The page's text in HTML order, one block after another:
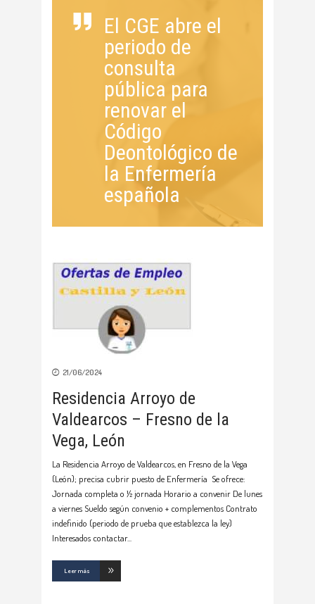
El CGE abre el
periodo de
consulta
pública para
renovar el
Código
Deontológico de
la Enfermería
española
21/06/2024
Residencia Arroyo de
Valdearcos – Fresno de la
Vega, León
La Residencia Arroyo de Valdearcos, en Fresno de la Vega
(León); precisa cubrir puesto de Enfermería Se ofrece:
Jornada completa o ½ jornada Horario a convenir De lunes
a viernes Sueldo según convenio + complementos Contrato
indefinido (periodo de prueba que establezca la ley)
Interesados contactar
Leer más